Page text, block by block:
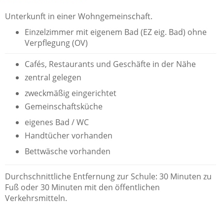
Unterkunft in einer Wohngemeinschaft.
Einzelzimmer mit eigenem Bad (EZ eig. Bad) ohne
Verpflegung (OV)
Cafés, Restaurants und Geschäfte in der Nähe
zentral gelegen
zweckmäßig eingerichtet
Gemeinschaftsküche
eigenes Bad / WC
Handtücher vorhanden
Bettwäsche vorhanden
Durchschnittliche Entfernung zur Schule: 30 Minuten zu
Fuß oder 30 Minuten mit den öffentlichen
Verkehrsmitteln.